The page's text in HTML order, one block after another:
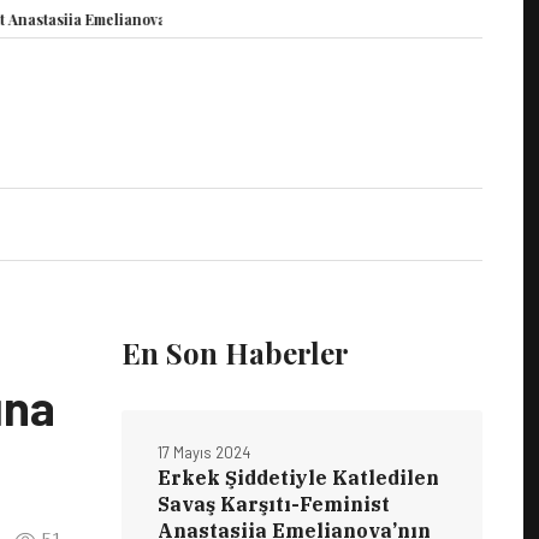
Emelianova’nın Duruşması Görüldü
En Son Haberler
Erkek Şiddetiyle Katledilen
Savaş Karşıtı-Feminist
Anastasiia Emelianova’nın
17 Mayıs 2024